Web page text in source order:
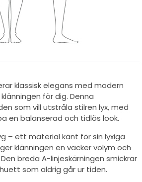
klassisk elegans med modern
för dig. Denna
som vill utstråla stilren lyx, med
en balanserad och tidlös look.
– ett material känt för sin lyxiga
klänningen en vacker volym och
breda A-linjeskärningen smickrar
som aldrig går ur tiden.